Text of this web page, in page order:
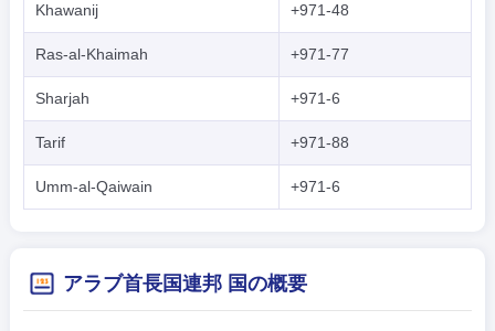
Khawanij +971-48
Ras-al-Khaimah +971-77
Sharjah +971-6
Tarif +971-88
Umm-al-Qaiwain +971-6
アラブ首長国連邦 国の概要